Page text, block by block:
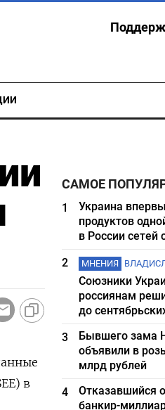
в
САМОЕ
1
Украина
продуктов
в России сетей
2
МНЕНИЯ
Союзники
россиянам
до
3
Бывшего зама
объявили в
млрд рублей
4
Отказавшийся
банкир-